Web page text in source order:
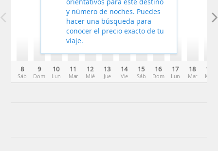
8
Sáb
9
Dom
10
Lun
11
Mar
12
Mié
13
Jue
14
Vie
15
Sáb
16
Dom
17
Lun
18
Mar
19
Mié
y número de noches. Puedes
hacer una búsqueda para
conocer el precio exacto de tu
viaje.